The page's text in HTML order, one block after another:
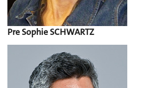
Pre Sophie SCHWARTZ